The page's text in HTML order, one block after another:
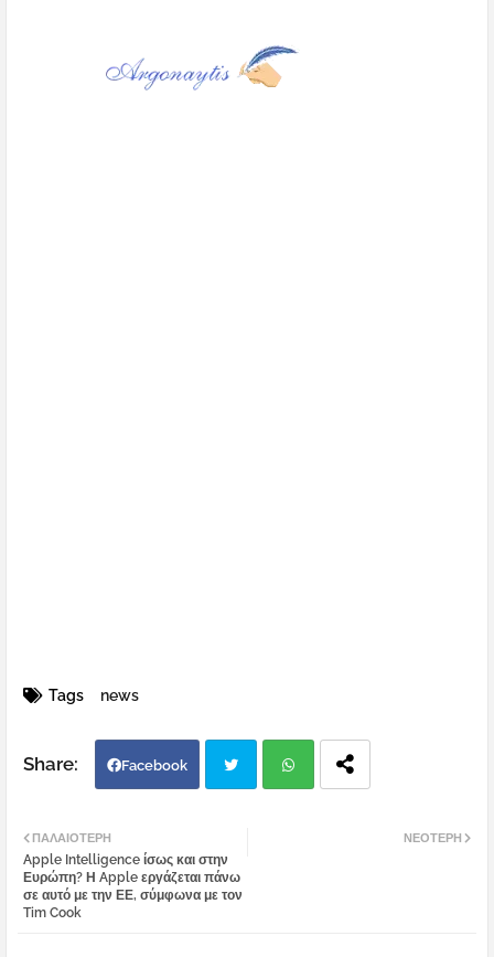
Tags news
Facebook
tter
ΝΕΌΤΕΡΗ
ΠΑΛΑΙΌΤΕΡΗ
Apple Intelligence ίσως και στην
Ευρώπη? Η Apple εργάζεται πάνω
σε αυτό με την ΕΕ, σύμφωνα με τον
Tim Cook